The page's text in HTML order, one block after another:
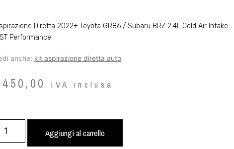
Diretta 2022+ Toyota GR86 / Subaru BRZ 2.4L Cold Air Intake –
Performance
anche: kit aspirazione diretta auto
450,00 IVA inclusa
Aggiungi al carrello